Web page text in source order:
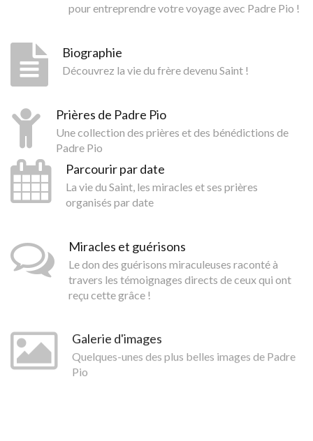
pour entreprendre votre voyage avec Padre Pio !
Biographie
Découvrez la vie du frère devenu Saint !
Prières de Padre Pio
Une collection des prières et des bénédictions de
Padre Pio
Parcourir par date
La vie du Saint, les miracles et ses prières
organisés par date
Miracles et guérisons
Le don des guérisons miraculeuses raconté à
travers les témoignages directs de ceux qui ont
reçu cette grâce !
Galerie d'images
Quelques-unes des plus belles images de Padre
Pio